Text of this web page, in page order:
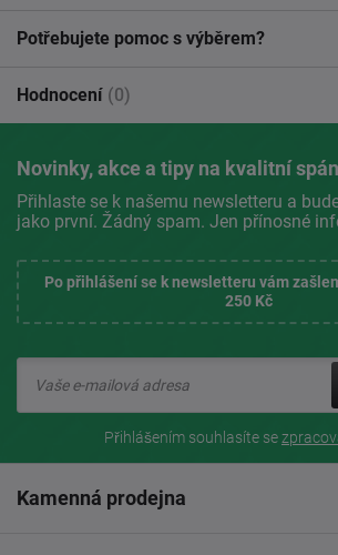
Potřebujete pomoc s výběrem?
Hodnocení (0)
Novinky, akce a tipy na kvalitní
Přihlaste se k našemu newsletteru a
jako první. Žádný spam. Jen přínosné
Po přihlášení se k newsletteru vám
250 Kč
Přihlášením souhlasíte se
Kamenná prodejna